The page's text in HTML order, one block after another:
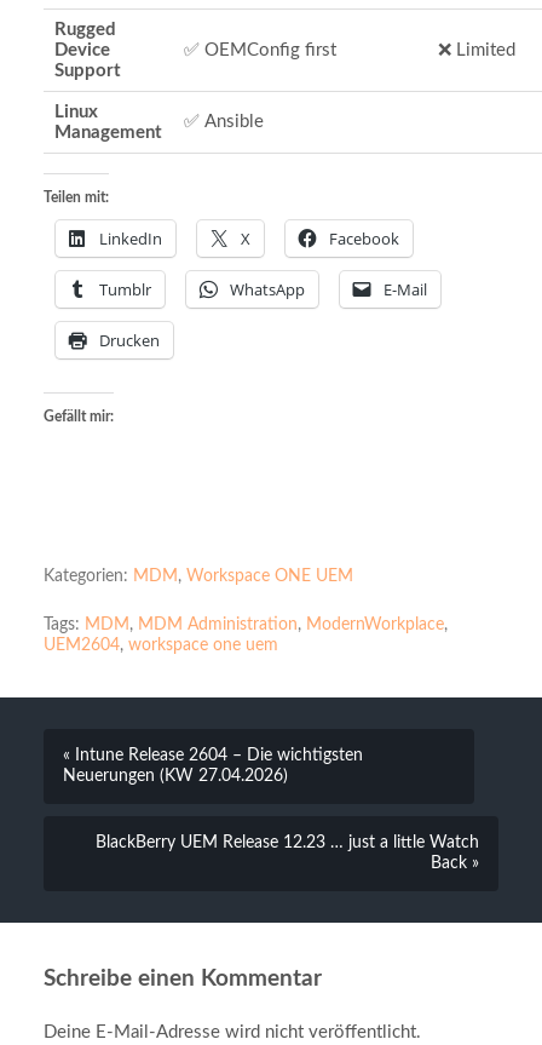
Rugged
Device
Support
✅ OEMConfig first ❌ Limited
Linux
Management
✅ Ansible
Teilen mit:
LinkedIn X Facebook
Tumblr WhatsApp E-Mail
Drucken
Gefällt mir:
Kategorien: MDM , Workspace ONE UEM
Tags: MDM , MDM Administration, ModernWorkplace,
UEM2604, workspace one uem
« Intune Release 2604 – Die wichtigsten
Neuerungen (KW 27.04.2026)
BlackBerry UEM Release 12.23 … just a little Watch
Back »
Schreibe einen Kommentar
Deine E-Mail-Adresse wird nicht veröffentlicht.